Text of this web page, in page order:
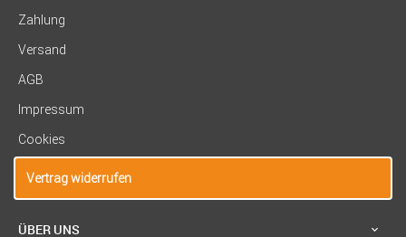
Zahlung
Versand
AGB
Impressum
Cookies
Vertrag widerrufen
ÜBER UNS